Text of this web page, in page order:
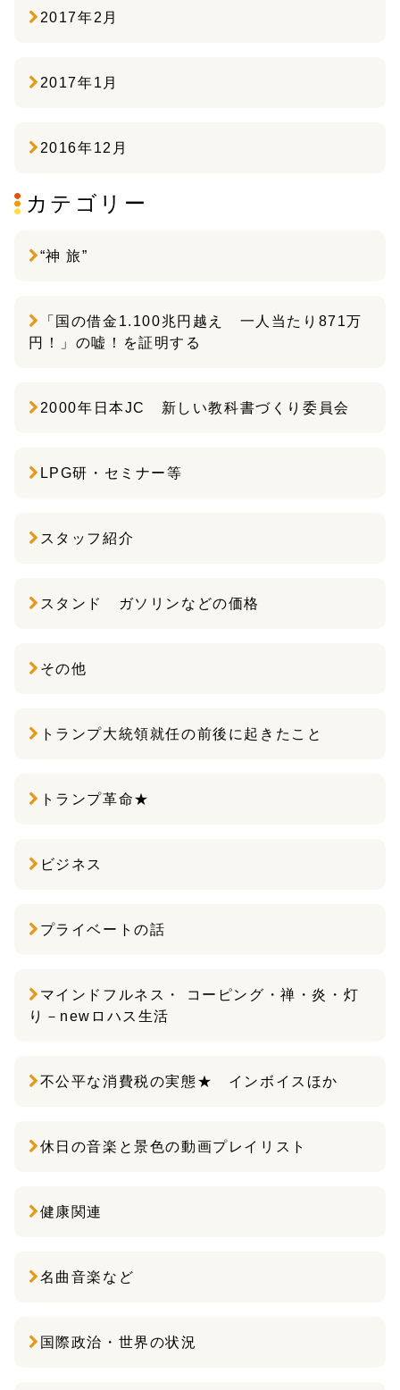
2017年2月
2017年1月
2016年12月
カテゴリー
“神 旅”
「国の借金1.100兆円越え 一人当たり871万
円！」の嘘！を証明する
2000年日本JC 新しい教科書づくり委員会
LPG研・セミナー等
スタッフ紹介
スタンド ガソリンなどの価格
その他
トランプ大統領就任の前後に起きたこと
トランプ革命★
ビジネス
プライベートの話
マインドフルネス・ コーピング・禅・炎・灯
り－newロハス生活
不公平な消費税の実態★ インボイスほか
休日の音楽と景色の動画プレイリスト
健康関連
名曲音楽など
国際政治・世界の状況